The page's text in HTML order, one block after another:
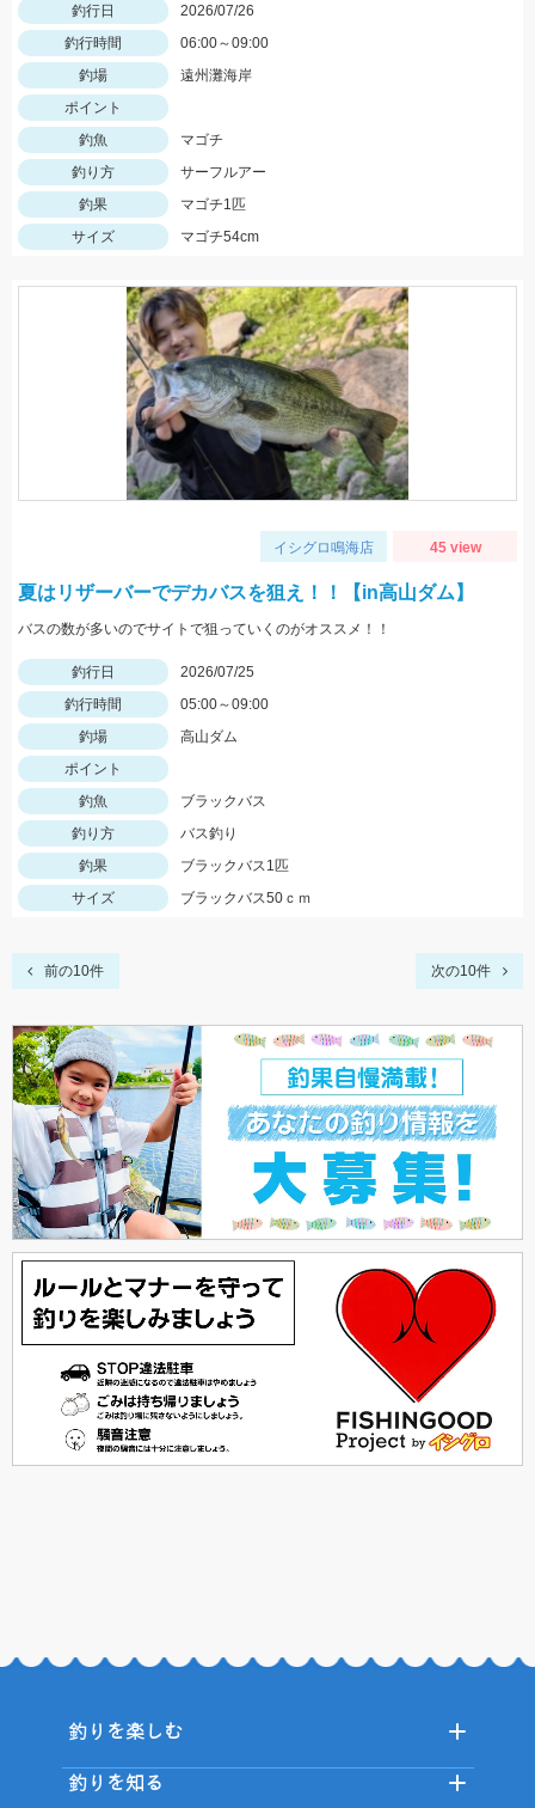
釣行日
2026/07/26
釣行時間
06:00～09:00
釣場
遠州灘海岸
ポイント
釣魚
マゴチ
釣り方
サーフルアー
釣果
マゴチ1匹
サイズ
マゴチ54cm
イシグロ鳴海店 45 view
夏はリザーバーでデカバスを狙え！！【in高山ダム】
バスの数が多いのでサイトで狙っていくのがオススメ！！
釣行日
2026/07/25
釣行時間
05:00～09:00
釣場
高山ダム
ポイント
釣魚
ブラックバス
釣り方
バス釣り
釣果
ブラックバス1匹
サイズ
ブラックバス50ｃｍ
前の10件 次の10件
釣りを楽しむ
釣りを知る